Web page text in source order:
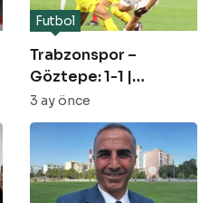
Trabzonspor –
Göztepe: 1-1 |
Şampiyonluk Yarışı
Sona Erdi
Futbol
3 ay önce